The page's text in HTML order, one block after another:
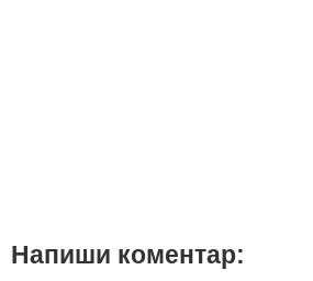
Напиши коментар: